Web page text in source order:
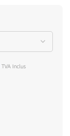
TVA Inclus